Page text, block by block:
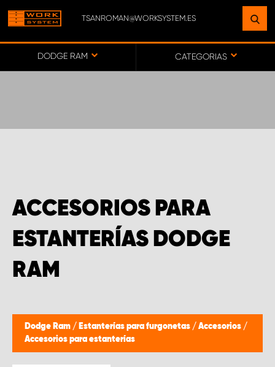
TSANROMAN@WORKSYSTEM.ES
DODGE RAM CATEGORIAS
ACCESORIOS PARA
ESTANTERÍAS DODGE
RAM
Dodge Ram / Estanterías para furgonetas / Accesorios /
Accesorios para estanterías
ENCUENTRE UNA INSTALACIÓN
CERCA DE USTED